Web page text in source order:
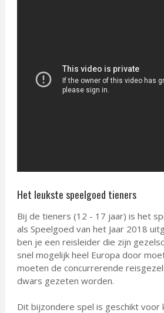
Het leukste speelgoed tieners
Bij de tieners (12 - 17 jaar) is het
als Speelgoed van het Jaar 2018
ben je een reisleider die zijn
snel mogelijk heel Europa door
moeten de concurrerende
dwars gezeten worden.
Dit bijzondere spel is geschikt voor